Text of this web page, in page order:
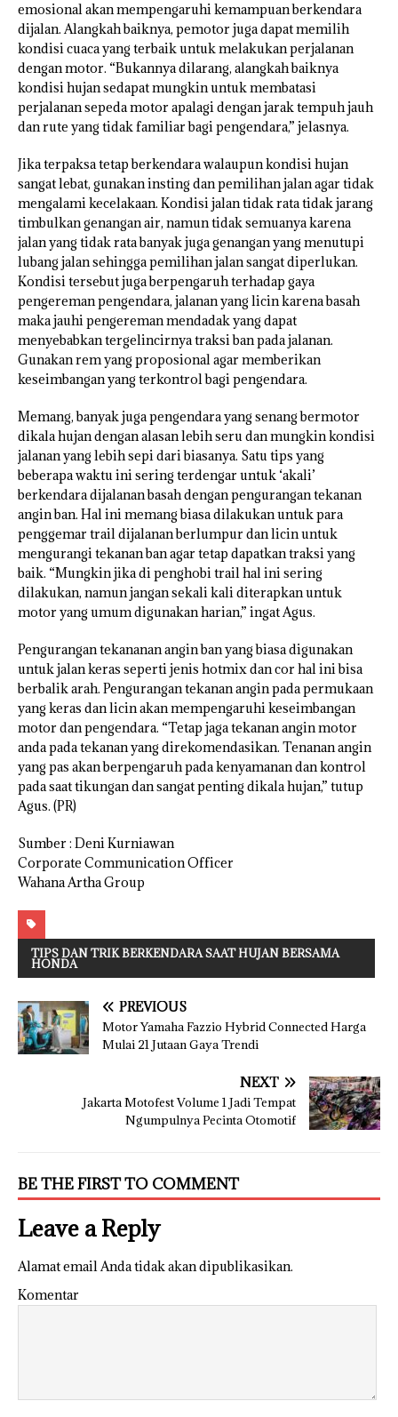
emosional akan mempengaruhi kemampuan berkendara
dijalan. Alangkah baiknya, pemotor juga dapat memilih
kondisi cuaca yang terbaik untuk melakukan perjalanan
dengan motor. “Bukannya dilarang, alangkah baiknya
kondisi hujan sedapat mungkin untuk membatasi
perjalanan sepeda motor apalagi dengan jarak tempuh jauh
dan rute yang tidak familiar bagi pengendara,” jelasnya.
Jika terpaksa tetap berkendara walaupun kondisi hujan
sangat lebat, gunakan insting dan pemilihan jalan agar tidak
mengalami kecelakaan. Kondisi jalan tidak rata tidak jarang
timbulkan genangan air, namun tidak semuanya karena
jalan yang tidak rata banyak juga genangan yang menutupi
lubang jalan sehingga pemilihan jalan sangat diperlukan.
Kondisi tersebut juga berpengaruh terhadap gaya
pengereman pengendara, jalanan yang licin karena basah
maka jauhi pengereman mendadak yang dapat
menyebabkan tergelincirnya traksi ban pada jalanan.
Gunakan rem yang proposional agar memberikan
keseimbangan yang terkontrol bagi pengendara.
Memang, banyak juga pengendara yang senang bermotor
dikala hujan dengan alasan lebih seru dan mungkin kondisi
jalanan yang lebih sepi dari biasanya. Satu tips yang
beberapa waktu ini sering terdengar untuk ‘akali’
berkendara dijalanan basah dengan pengurangan tekanan
angin ban. Hal ini memang biasa dilakukan untuk para
penggemar trail dijalanan berlumpur dan licin untuk
mengurangi tekanan ban agar tetap dapatkan traksi yang
baik. “Mungkin jika di penghobi trail hal ini sering
dilakukan, namun jangan sekali kali diterapkan untuk
motor yang umum digunakan harian,” ingat Agus.
Pengurangan tekananan angin ban yang biasa digunakan
untuk jalan keras seperti jenis hotmix dan cor hal ini bisa
berbalik arah. Pengurangan tekanan angin pada permukaan
yang keras dan licin akan mempengaruhi keseimbangan
motor dan pengendara. “Tetap jaga tekanan angin motor
anda pada tekanan yang direkomendasikan. Tenanan angin
yang pas akan berpengaruh pada kenyamanan dan kontrol
pada saat tikungan dan sangat penting dikala hujan,” tutup
Agus. (PR)
Sumber : Deni Kurniawan
Corporate Communication Officer
Wahana Artha Group
TIPS DAN TRIK BERKENDARA SAAT HUJAN BERSAMA
HONDA
PREVIOUS
Motor Yamaha Fazzio Hybrid Connected Harga
Mulai 21 Jutaan Gaya Trendi
NEXT
Jakarta Motofest Volume 1 Jadi Tempat
Ngumpulnya Pecinta Otomotif
BE THE FIRST TO COMMENT
Leave a Reply
Alamat email Anda tidak akan dipublikasikan.
Komentar